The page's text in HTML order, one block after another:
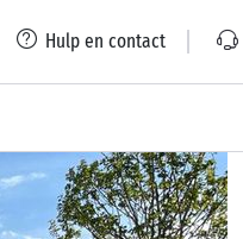
Hulp en contact